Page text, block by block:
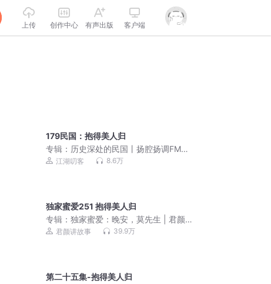
上传 创作中心 有声出版 客户端
179民国：抱得美人归
专辑： 历史深处的民国丨扬腔扬调FM讲
中国近代史
江湖叨客 8.6万
独家蜜爱251 抱得美人归
专辑：独家蜜爱：晚安，莫先生 | 君颜/
予彤 | 免费多人剧
君颜讲故事 39.9万
第二十五集-抱得美人归